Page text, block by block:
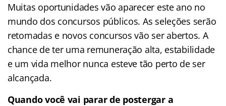
Muitas oportunidades vão aparecer este ano no
mundo dos concursos públicos. As seleções serão
retomadas e novos concursos vão ser abertos. A
chance de ter uma remuneração alta, estabilidade
e um vida melhor nunca esteve tão perto de ser
alcançada.
Quando você vai parar de postergar a